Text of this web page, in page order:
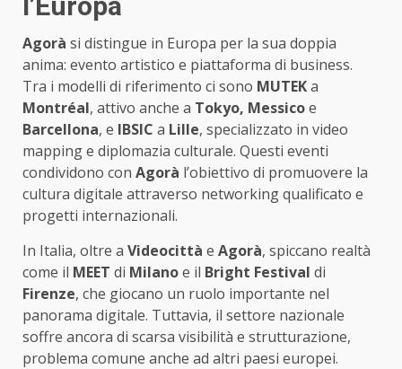
Agorà si distingue in Europa per la sua doppia
anima: evento artistico e piattaforma di business.
Tra i modelli di riferimento ci sono MUTEKa
Montréal, attivo anche a Tokyo, Messicoe
Barcellona, e IBSIC a Lille, specializzato in video
mapping e diplomazia culturale. Questi eventi
condividono con Agorà l’obiettivo di promuovere la
cultura digitale attraverso networking qualificato e
progetti internazionali.
In Italia, oltre a Videocittà e Agorà, spiccano realtà
come il MEET di Milanoe il Bright Festival di
Firenze, che giocano un ruolo importante nel
panorama digitale. Tuttavia, il settore nazionale
soffre ancora di scarsa visibilità e strutturazione,
problema comune anche ad altri paesi europei.